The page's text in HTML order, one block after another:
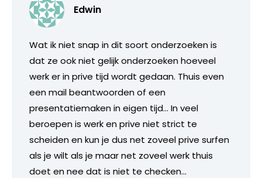
Edwin
Wat ik niet snap in dit soort onderzoeken is
dat ze ook niet gelijk onderzoeken hoeveel
werk er in prive tijd wordt gedaan. Thuis even
een mail beantwoorden of een
presentatiemaken in eigen tijd… In veel
beroepen is werk en prive niet strict te
scheiden en kun je dus net zoveel prive surfen
als je wilt als je maar net zoveel werk thuis
doet en nee dat is niet te checken…